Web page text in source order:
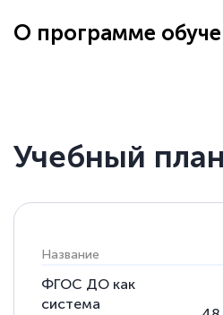
большое количество
Выражаю
повышения
русскому языку и
О программе
Учебный план
Название
ФГОС ДО как
система